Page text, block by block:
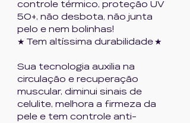
controle térmico, proteção UV
50+, não desbota, não junta
pelo e nem bolinhas!
★ Tem altíssima durabilidade ★
Sua tecnologia auxilia na
circulação e recuperação
muscular, diminui sinais de
celulite, melhora a firmeza da
pele e tem controle anti-